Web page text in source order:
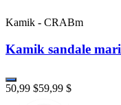
Kamik - CRABm
Kamik sandale
50,99 $59,99 $